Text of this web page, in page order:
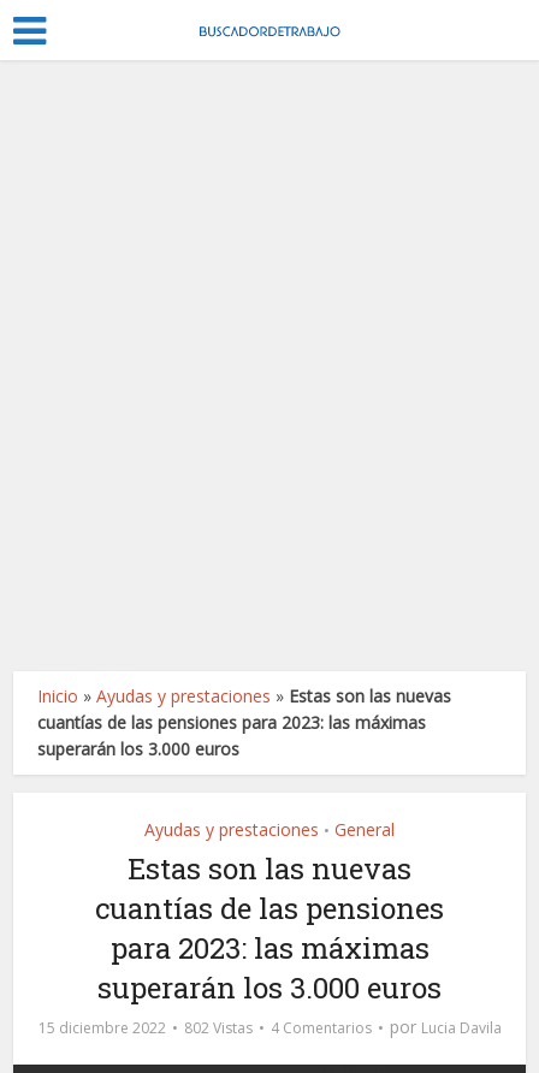
Inicio »Ayudas y prestaciones » Estas son las nuevas
cuantías de las pensiones para 2023: las máximas
superarán los 3.000 euros
Ayudas y prestaciones • General
Estas son las nuevas
cuantías de las pensiones
para 2023: las máximas
superarán los 3.000 euros
15 diciembre 2022 802 Vistas 4 Comentarios por Lucia Davila